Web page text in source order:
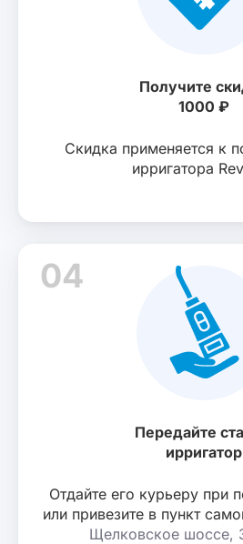
Получите
1000 ₽
Скидка применяется к
ирригатора
04
Передайте
ирригатор
Отдайте его курьеру при
или привезите в пункт
Щелковское шоссе,